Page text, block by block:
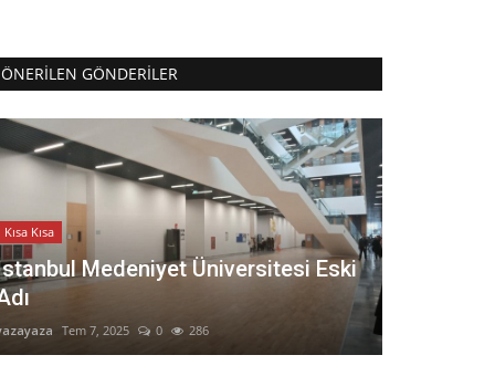
ÖNERILEN GÖNDERILER
Kısa Kısa
Medeniyet Üniversitesi Eski
Tem 7, 2025 0 286